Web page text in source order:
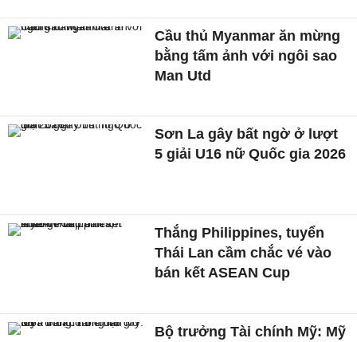
Cầu thủ Myanmar ăn mừng
bằng tấm ảnh với ngôi sao
Man Utd
Sơn La gây bất ngờ ở lượt
5 giải U16 nữ Quốc gia 2026
Thắng Philippines, tuyển
Thái Lan cầm chắc vé vào
bán kết ASEAN Cup
Bộ trưởng Tài chính Mỹ: Mỹ